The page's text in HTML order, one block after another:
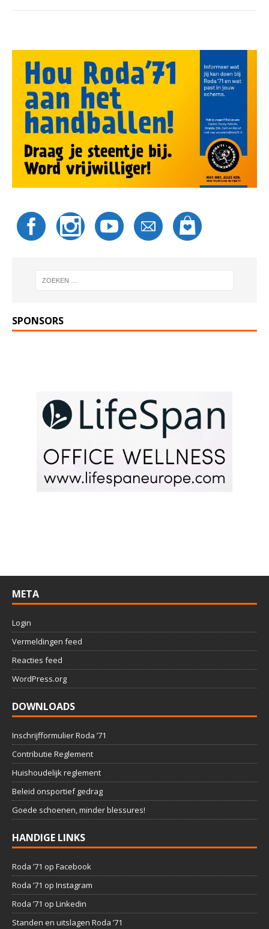
SPONSORS
META
Login
Vermeldingen feed
Reacties feed
WordPress.org
DOWNLOADS
Inschrijfformulier Roda ’71
Contributie Reglement
Huishoudelijk reglement
Beleid onsportief gedrag
Goede schoenen, minder blessures!
HANDIGE LINKS
Roda ’71 op Facebook
Roda ’71 op Instagram
Roda ’71 op Linkedin
Standen en uitslagen Roda ’71